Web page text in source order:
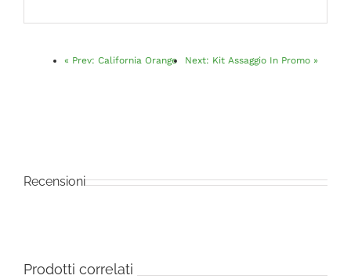
« Prev: California Orange Next: Kit Assaggio In Promo »
Recensioni
Prodotti correlati